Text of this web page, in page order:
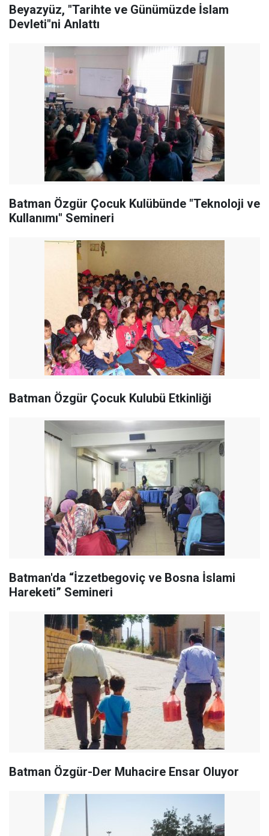
Beyazyüz, "Tarihte ve Günümüzde İslam
Devleti"ni Anlattı
Batman Özgür Çocuk Kulübünde "Teknoloji ve
Kullanımı" Semineri
Batman Özgür Çocuk Kulubü Etkinliği
Batman'da “İzzetbegoviç ve Bosna İslami
Hareketi” Semineri
Batman Özgür-Der Muhacire Ensar Oluyor